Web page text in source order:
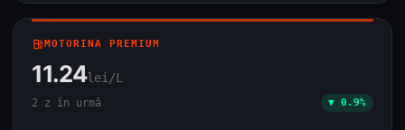
local_gas_stationMOTORINA PREMIUM
11.24lei/L
2 z în urmă ▼ 0.9%